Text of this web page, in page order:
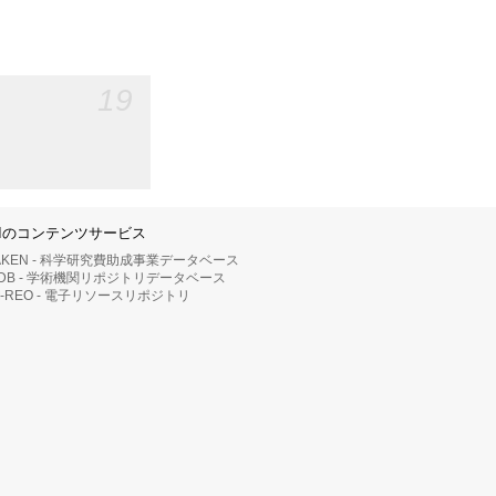
のコンテンツサービス
- 科学研究費助成事業データベース
- 学術機関リポジトリデータベース
REO - 電子リソースリポジトリ